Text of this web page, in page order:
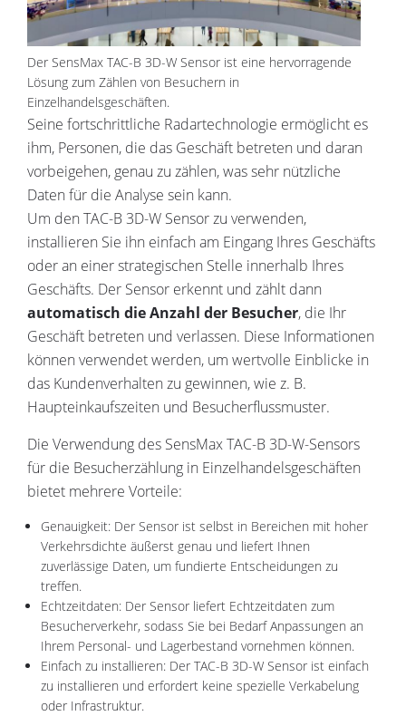
Der SensMax TAC-B 3D-W Sensor ist eine hervorragende
Lösung zum Zählen von Besuchern in
Einzelhandelsgeschäften.
Seine fortschrittliche Radartechnologie ermöglicht es
ihm, Personen, die das Geschäft betreten und daran
vorbeigehen, genau zu zählen, was sehr nützliche
Daten für die Analyse sein kann.
Um den TAC-B 3D-W Sensor zu verwenden,
installieren Sie ihn einfach am Eingang Ihres Geschäfts
oder an einer strategischen Stelle innerhalb Ihres
Geschäfts. Der Sensor erkennt und zählt dann
automatisch die Anzahl der Besucher, die Ihr
Geschäft betreten und verlassen. Diese Informationen
können verwendet werden, um wertvolle Einblicke in
das Kundenverhalten zu gewinnen, wie z. B.
Haupteinkaufszeiten und Besucherflussmuster.
Die Verwendung des SensMax TAC-B 3D-W-Sensors
für die Besucherzählung in Einzelhandelsgeschäften
bietet mehrere Vorteile:
Genauigkeit: Der Sensor ist selbst in Bereichen mit hoher
Verkehrsdichte äußerst genau und liefert Ihnen
zuverlässige Daten, um fundierte Entscheidungen zu
treffen.
Echtzeitdaten: Der Sensor liefert Echtzeitdaten zum
Besucherverkehr, sodass Sie bei Bedarf Anpassungen an
Ihrem Personal- und Lagerbestand vornehmen können.
Einfach zu installieren: Der TAC-B 3D-W Sensor ist einfach
zu installieren und erfordert keine spezielle Verkabelung
oder Infrastruktur.